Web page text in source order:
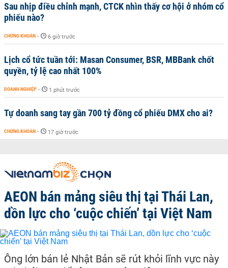
Sau nhịp điều chỉnh mạnh, CTCK nhìn thấy cơ hội ở nhóm cổ
phiếu nào?
CHỨNG KHOÁN - 6 giờ trước
Lịch cổ tức tuần tới: Masan Consumer, BSR, MBBank chốt
quyền, tỷ lệ cao nhất 100%
DOANH NGHIỆP - 1 phút trước
Tự doanh sang tay gần 700 tỷ đồng cổ phiếu DMX cho ai?
CHỨNG KHOÁN - 17 giờ trước
AEON bán mảng siêu thị tại Thái Lan,
dồn lực cho ‘cuộc chiến’ tại Việt Nam
Ông lớn bán lẻ Nhật Bản sẽ rút khỏi lĩnh vực này